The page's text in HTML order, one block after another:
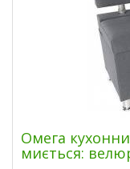
Омега
миється: